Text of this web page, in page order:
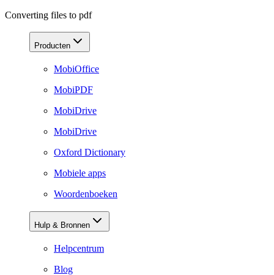
Converting files to pdf
Producten
MobiOffice
MobiPDF
MobiDrive
MobiDrive
Oxford Dictionary
Mobiele apps
Woordenboeken
Hulp & Bronnen
Helpcentrum
Blog